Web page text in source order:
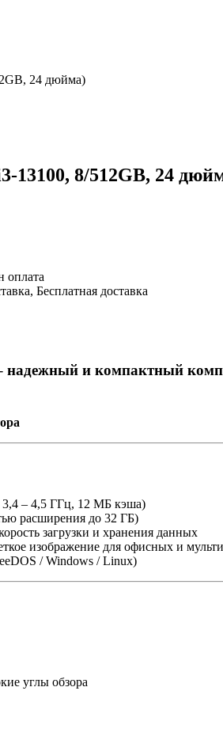
24 дюйма)
13100, 8/512GB, 24
оплата
Бесплатная доставка
и компактный
3,4 – 4,5 ГГц, 12 МБ кэша)
расширения до 32 ГБ)
загрузки и хранения данных
изображение для офисных и
/ Windows / Linux)
углы обзора